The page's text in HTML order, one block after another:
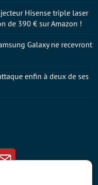
Newsletter
Hisense triple laser
de 390 € sur Amazon !
Galaxy ne recevront
enfin à deux de ses